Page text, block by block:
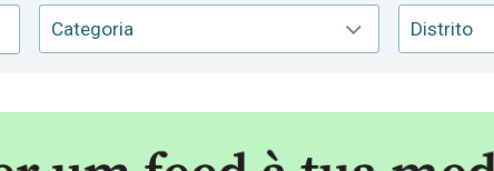
Categoria Distrito